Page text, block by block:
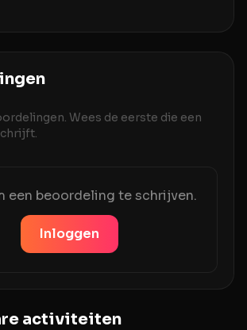
Wees de eerste die een
een beoordeling te schrijven.
Inloggen
activiteiten